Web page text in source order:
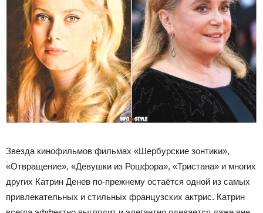
Звезда кинофильмов фильмах «Шербурские зонтики»,
«Отвращение», «Девушки из Рошфора», «Тристана» и многих
других Катрин Денев по-прежнему остаётся одной из самых
привлекательных и стильных французских актрис. Катрин